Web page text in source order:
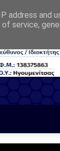
address and
service,